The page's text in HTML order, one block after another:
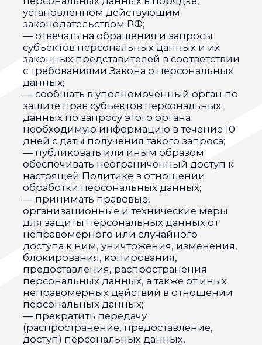
— обжаловать в уполномоченный орган
по защите прав субъектов персональных
данных или в судебном порядке
неправомерные действия или
бездействие Оператора при обработке
его персональных данных;
— на осуществление иных прав,
предусмотренных законодательством
РФ.
4.2. Субъекты персональных данных
обязаны:
— предоставлять Оператору
достоверные данные о себе;
— сообщать Оператору об уточнении
(обновлении, изменении) своих
персональных данных.
4.3. Лица, передавшие Оператору
недостоверные сведения о себе, либо
сведения о другом субъекте
персональных данных без согласия
последнего, несут ответственность в
соответствии с законодательством РФ.
5. Принципы обработки персональных
данных
5.1. Обработка персональных данных
осуществляется на законной и
справедливой основе.
5.2. Обработка персональных данных
ограничивается достижением
конкретных, заранее определенных и
законных целей. Не допускается
обработка персональных данных,
несовместимая с целями сбора
персональных данных.
5.3. Не допускается объединение баз
данных, содержащих персональные
данные, обработка которых
осуществляется в целях, несовместимых
между собой.
5.4. Обработке подлежат только
персональные данные, которые